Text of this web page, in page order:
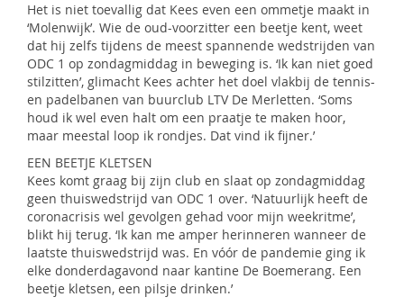
Het is niet toevallig dat Kees even een ommetje maakt in
‘Molenwijk’. Wie de oud-voorzitter een beetje kent, weet
dat hij zelfs tijdens de meest spannende wedstrijden van
ODC 1 op zondagmiddag in beweging is. ‘Ik kan niet goed
stilzitten’, glimacht Kees achter het doel vlakbij de tennis-
en padelbanen van buurclub LTV De Merletten. ‘Soms
houd ik wel even halt om een praatje te maken hoor,
maar meestal loop ik rondjes. Dat vind ik fijner.’
EEN BEETJE KLETSEN
Kees komt graag bij zijn club en slaat op zondagmiddag
geen thuiswedstrijd van ODC 1 over. ‘Natuurlijk heeft de
coronacrisis wel gevolgen gehad voor mijn weekritme’,
blikt hij terug. ‘Ik kan me amper herinneren wanneer de
laatste thuiswedstrijd was. En vóór de pandemie ging ik
elke donderdagavond naar kantine De Boemerang. Een
beetje kletsen, een pilsje drinken.’